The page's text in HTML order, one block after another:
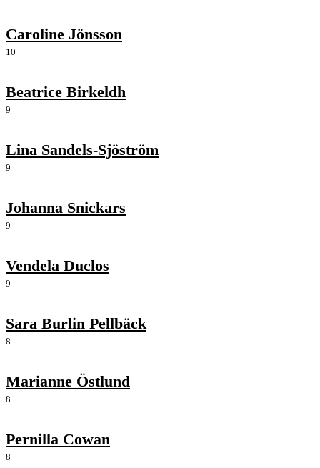
Caroline Jönsson
10
Beatrice Birkeldh
9
Lina Sandels-Sjöström
9
Johanna Snickars
9
Vendela Duclos
9
Sara Burlin Pellbäck
8
Marianne Östlund
8
Pernilla Cowan
8